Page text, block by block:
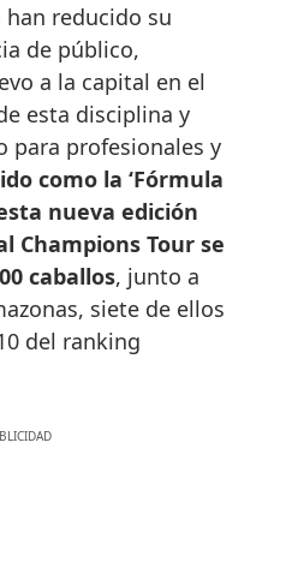
reducido su
de público,
a la capital en el
esta disciplina y
para profesionales y
como la ‘Fórmula
nueva edición
Champions Tour se
caballos, junto a
siete de ellos
del ranking